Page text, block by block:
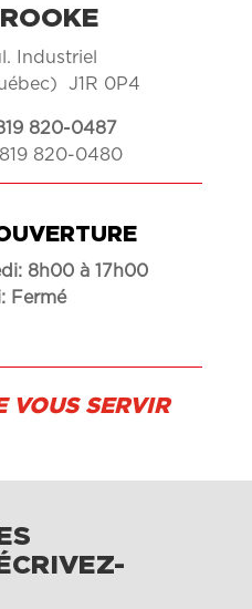
Industriel
J1R 0P4
820-0487
820-0480
8h00 à 17h00
Fermé
VOUS SERVIR